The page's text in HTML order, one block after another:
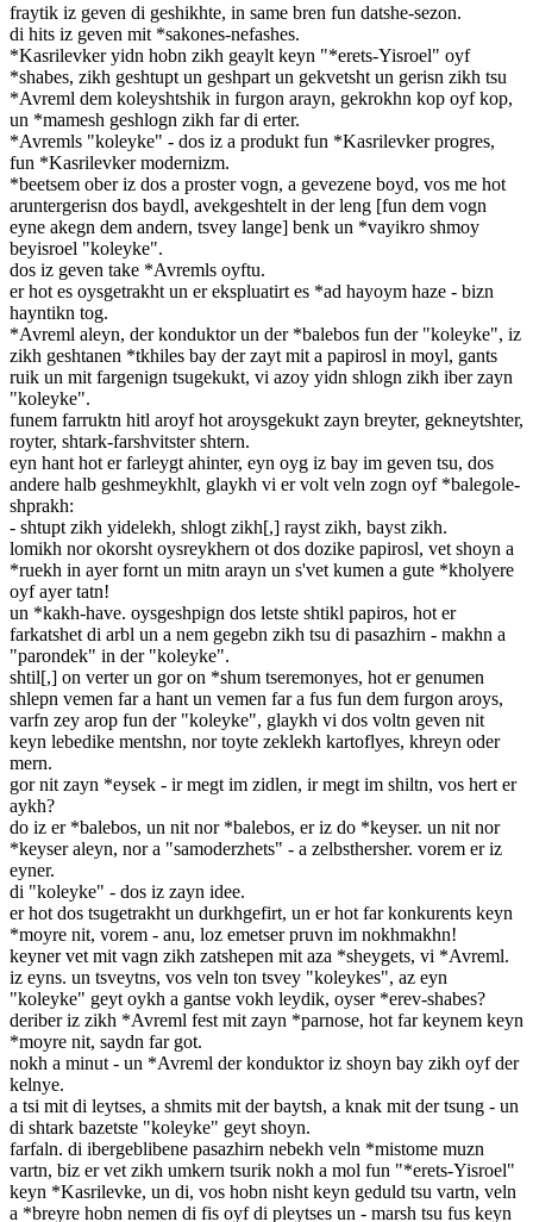
fraytik iz geven di geshikhte, in same bren fun datshe-sezon.
di hits iz geven mit *sakones-nefashes.
*Kasrilevker yidn hobn zikh geaylt keyn "*erets-Yisroel" oyf
*shabes, zikh geshtupt un geshpart un gekvetsht un gerisn zikh tsu
*Avreml dem koleyshtshik in furgon arayn, gekrokhn kop oyf kop,
un *mamesh geshlogn zikh far di erter.
*Avremls "koleyke" - dos iz a produkt fun *Kasrilevker progres,
fun *Kasrilevker modernizm.
*beetsem ober iz dos a proster vogn, a gevezene boyd, vos me hot
aruntergerisn dos baydl, avekgeshtelt in der leng [fun dem vogn
eyne akegn dem andern, tsvey lange] benk un *vayikro shmoy
beyisroel "koleyke".
dos iz geven take *Avremls oyftu.
er hot es oysgetrakht un er ekspluatirt es *ad hayoym haze - bizn
hayntikn tog.
*Avreml aleyn, der konduktor un der *balebos fun der "koleyke", iz
zikh geshtanen *tkhiles bay der zayt mit a papirosl in moyl, gants
ruik un mit fargenign tsugekukt, vi azoy yidn shlogn zikh iber zayn
"koleyke".
funem farruktn hitl aroyf hot aroysgekukt zayn breyter, gekneytshter,
royter, shtark-farshvitster shtern.
eyn hant hot er farleygt ahinter, eyn oyg iz bay im geven tsu, dos
andere halb geshmeykhlt, glaykh vi er volt veln zogn oyf *balegole-
shprakh:
- shtupt zikh yidelekh, shlogt zikh[,] rayst zikh, bayst zikh.
lomikh nor okorsht oysreykhern ot dos dozike papirosl, vet shoyn a
*ruekh in ayer fornt un mitn arayn un s'vet kumen a gute *kholyere
oyf ayer tatn!
un *kakh-have. oysgeshpign dos letste shtikl papiros, hot er
farkatshet di arbl un a nem gegebn zikh tsu di pasazhirn - makhn a
"parondek" in der "koleyke".
shtil[,] on verter un gor on *shum tseremonyes, hot er genumen
shlepn vemen far a hant un vemen far a fus fun dem furgon aroys,
varfn zey arop fun der "koleyke", glaykh vi dos voltn geven nit
keyn lebedike mentshn, nor toyte zeklekh kartoflyes, khreyn oder
mern.
gor nit zayn *eysek - ir megt im zidlen, ir megt im shiltn, vos hert er
aykh?
do iz er *balebos, un nit nor *balebos, er iz do *keyser. un nit nor
*keyser aleyn, nor a "samoderzhets" - a zelbsthersher. vorem er iz
eyner.
di "koleyke" - dos iz zayn idee.
er hot dos tsugetrakht un durkhgefirt, un er hot far konkurents keyn
*moyre nit, vorem - anu, loz emetser pruvn im nokhmakhn!
keyner vet mit vagn zikh zatshepen mit aza *sheygets, vi *Avreml.
iz eyns. un tsveytns, vos veln ton tsvey "koleykes", az eyn
"koleyke" geyt oykh a gantse vokh leydik, oyser *erev-shabes?
deriber iz zikh *Avreml fest mit zayn *parnose, hot far keynem keyn
*moyre nit, saydn far got.
nokh a minut - un *Avreml der konduktor iz shoyn bay zikh oyf der
kelnye.
a tsi mit di leytses, a shmits mit der baytsh, a knak mit der tsung - un
di shtark bazetste "koleyke" geyt shoyn.
farfaln. di ibergeblibene pasazhirn nebekh veln *mistome muzn
vartn, biz er vet zikh umkern tsurik nokh a mol fun "*erets-Yisroel"
keyn *Kasrilevke, un di, vos hobn nisht keyn geduld tsu vartn, veln
a *breyre hobn nemen di fis oyf di pleytses un - marsh tsu fus keyn